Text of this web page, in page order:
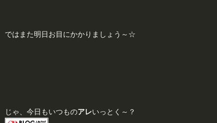
ではまた明日お目にかかりましょう～☆
じゃ、今日もいつものアレいっとく～？